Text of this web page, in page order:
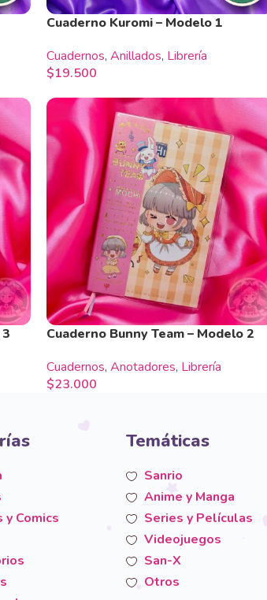
Cuaderno Kuromi – Modelo 1
Cuadernos, Anillados, Librería
$19.500
Cuaderno Bunny Team – Modelo 2
Cuadernos, Anotadores, Librería
$23.000
y Comics
Temáticas
Sanrio
Anime y Manga
Series y Películas
Videojuegos
San-X
Otros